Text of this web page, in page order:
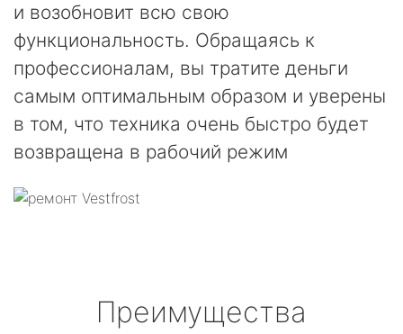
и возобновит всю свою
функциональность. Обращаясь к
профессионалам, вы тратите деньги
самым оптимальным образом и уверены
в том, что техника очень быстро будет
возвращена в рабочий режим
Преимущества